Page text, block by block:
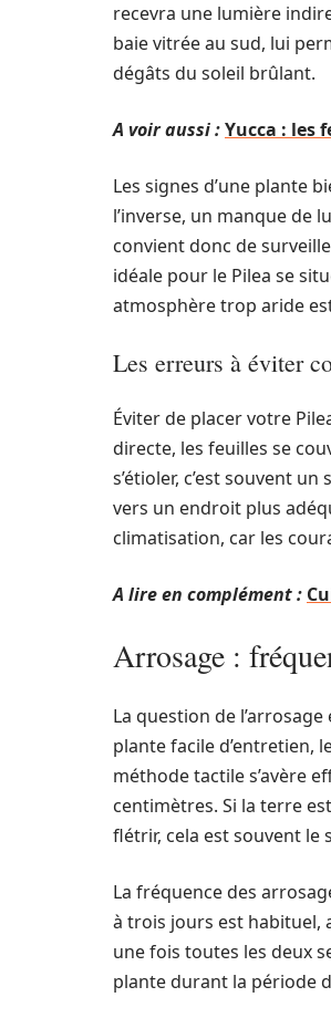
recevra une lumière
baie vitrée au sud, lui
dégâts du soleil brûlant.
A voir aussi :Yucca : les
Les signes d’une plante
l’inverse, un manque de
convient donc de
idéale pour le Pilea se
atmosphère trop aride
Les erreurs à éviter
Éviter de placer votre
directe, les feuilles se
s’étioler, c’est souvent
vers un endroit plus
climatisation, car les
A lire en complément :
Arrosage :
La question de
plante facile d’entretien,
méthode tactile s’avère
centimètres. Si la terre
flétrir, cela est souvent le
La fréquence des
à trois jours est habituel,
une fois toutes les deux
plante durant la période